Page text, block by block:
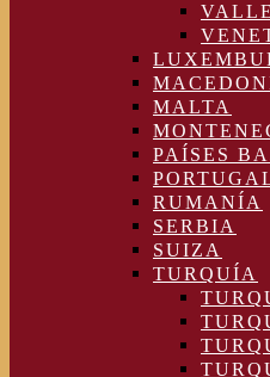
MALTA
PAÍSES
RUMANÍA
SERBIA
SUIZA
TURQUÍA